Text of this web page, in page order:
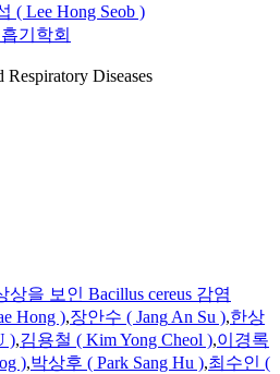
( Lee Hong Seob )
기학회
Respiratory Diseases
을 보인 Bacillus cereus 감염
Hong ),장안수 ( JangAn Su ),한상
),김용철 ( Kim Yong Cheol ),이경록
),박상후 ( Park Sang Hu ),최수인 (